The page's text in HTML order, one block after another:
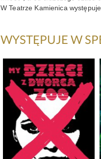
W Teatrze Kamienica występuje
WYSTĘPUJE W